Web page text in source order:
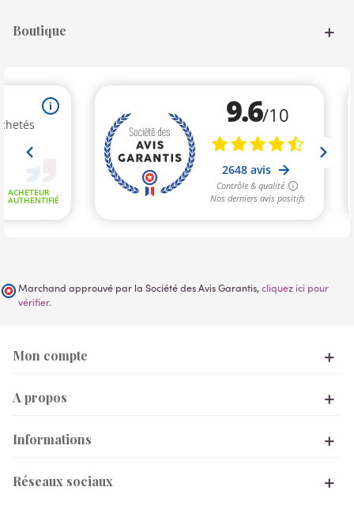
Boutique
Marchand approuvé par la Société des Avis Garantis, cliquez ici pour
vérifier.
Mon compte
A propos
Informations
Réseaux sociaux